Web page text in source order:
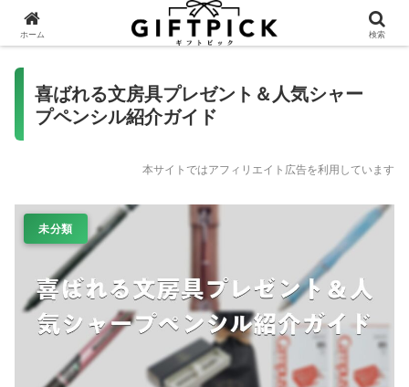
喜ばれる文房具プレゼント＆人気シャー
プペンシル紹介ガイド
本サイトではアフィリエイト広告を利用しています
未分類
ホーム 検索